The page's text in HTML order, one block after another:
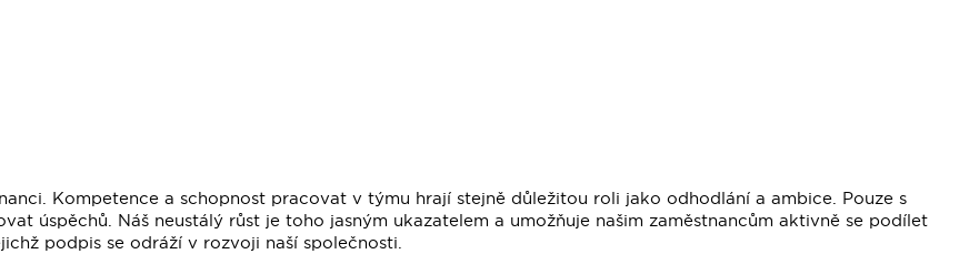
Kompetence a schopnost pracovat v týmu hrají stejně důležitou roli jako odhodlání a ambice. Pouze s
úspěchů. Náš neustálý růst je toho jasným ukazatelem a umožňuje našim zaměstnancům aktivně se podílet
podpis se odráží v rozvoji naší společnosti.